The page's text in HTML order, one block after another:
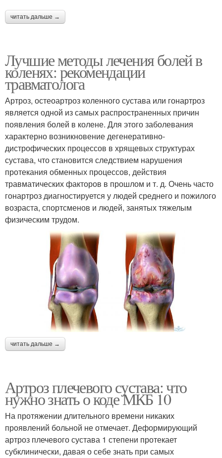
читать дальше →
Лучшие методы лечения болей в
коленях: рекомендации
травматолога
Артроз, остеоартроз коленного сустава или гонартроз
является одной из самых распространенных причин
появления болей в колене. Для этого заболевания
характерно возникновение дегенеративно-
дистрофических процессов в хрящевых структурах
сустава, что становится следствием нарушения
протекания обменных процессов, действия
травматических факторов в прошлом и т. д. Очень часто
гонартроз диагностируется у людей среднего и пожилого
возраста, спортсменов и людей, занятых тяжелым
физическим трудом.
читать дальше →
Артроз плечевого сустава: что
нужно знать о коде МКБ 10
На протяжении длительного времени никаких
проявлений больной не отмечает. Деформирующий
артроз плечевого сустава 1 степени протекает
субклинически, давая о себе знать при самых